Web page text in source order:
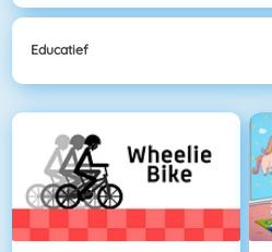
Educatief